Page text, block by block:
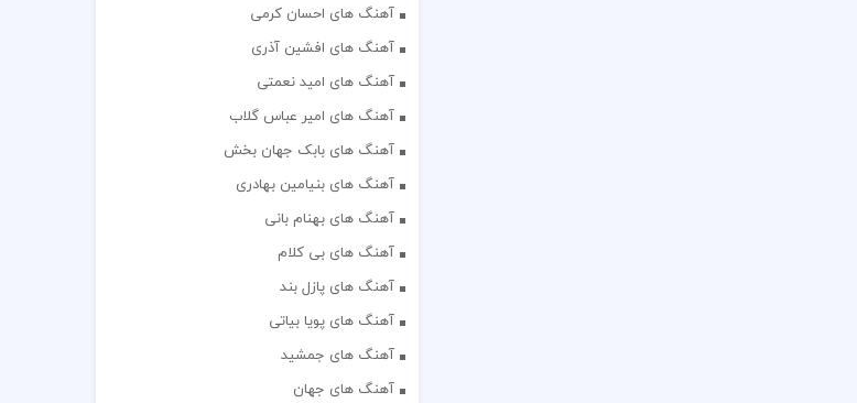
آهنگ های احسان کرمی
آهنگ های افشین آذری
آهنگ های امید نعمتی
آهنگ های امیر عباس گلاب
آهنگ های بابک جهان بخش
آهنگ های بنیامین بهادری
آهنگ های بهنام بانی
آهنگ های بی کلام
آهنگ های پازل بند
آهنگ های پویا بیاتی
آهنگ های جمشید
آهنگ های جهان